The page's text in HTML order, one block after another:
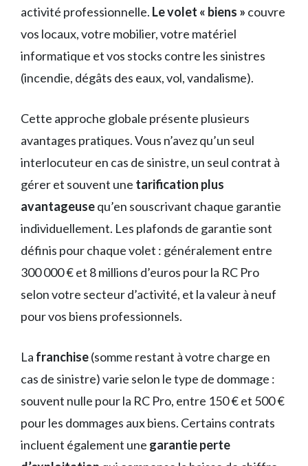
activité professionnelle. Le volet « biens » couvre
vos locaux, votre mobilier, votre matériel
informatique et vos stocks contre les sinistres
(incendie, dégâts des eaux, vol, vandalisme).
Cette approche globale présente plusieurs
avantages pratiques. Vous n’avez qu’un seul
interlocuteur en cas de sinistre, un seul contrat à
gérer et souvent une tarification plus
avantageusequ’en souscrivant chaque garantie
individuellement. Les plafonds de garantie sont
définis pour chaque volet : généralement entre
300 000 € et 8 millions d’euros pour la RC Pro
selon votre secteur d’activité, et la valeur à neuf
pour vos biens professionnels.
La franchise(somme restant à votre charge en
cas de sinistre) varie selon le type de dommage :
souvent nulle pour la RC Pro, entre 150 € et 500 €
pour les dommages aux biens. Certains contrats
incluent également une garantie perte